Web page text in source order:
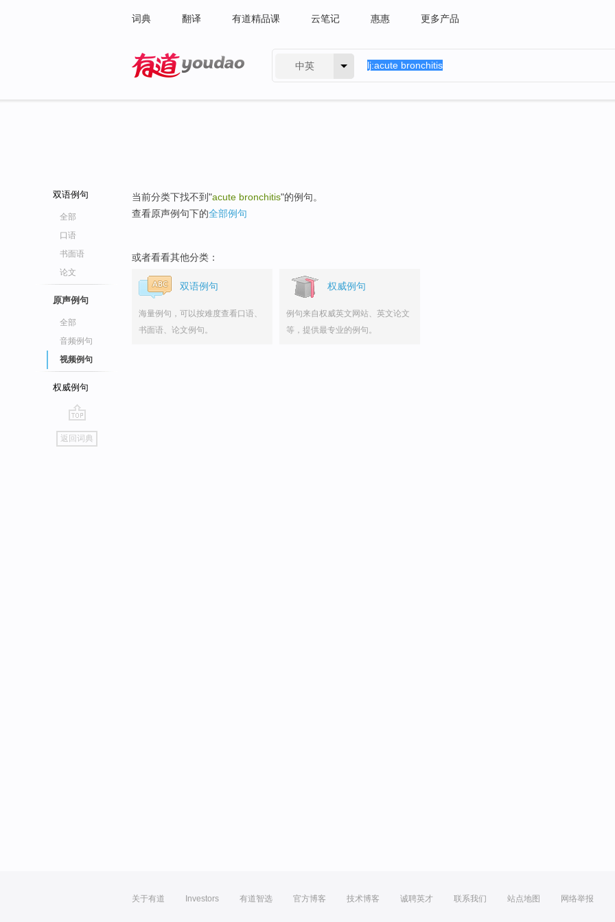
词典 翻译 有道精品课 云笔记 惠惠 更多产品
中英
双语例句
全部
口语
书面语
论文
原声例句
全部
音频例句
视频例句
权威例句
go
top
返回词典
当前分类下找不到"acute bronchitis"的例句。
查看原声例句下的全部例句
或者看看其他分类：
双语例句
海量例句，可以按难度查看口语、
书面语、论文例句。
权威例句
例句来自权威英文网站、英文论文
等，提供最专业的例句。
关于有道 Investors 有道智选 官方博客 技术博客 诚聘英才 联系我们 站点地图 网络举报